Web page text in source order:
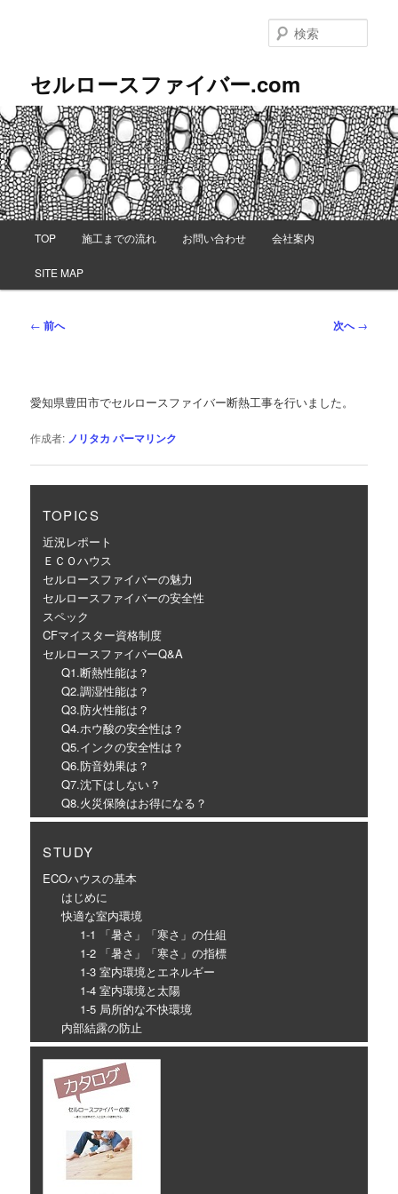
ン
ツ
へ
移
動
セルロースファイバー.com
索
TOP 施工までの流れ お問い合わせ 会社案内
SITE MAP
投
ゲ
シ
← 前へ 次へ→
愛知県豊田市でセルロースファイバー断熱工事を行いました。
作成者: ノリタカ パーマリンク
TOPICS
近況レポート
ＥＣＯハウス
セルロースファイバーの魅力
セルロースファイバーの安全性
スペック
CFマイスター資格制度
セルロースファイバーQ&A
Q1.断熱性能は？
Q2.調湿性能は？
Q3.防火性能は？
Q4.ホウ酸の安全性は？
Q5.インクの安全性は？
Q6.防音効果は？
Q7.沈下はしない？
Q8.火災保険はお得になる？
STUDY
ECOハウスの基本
はじめに
快適な室内環境
1-1 「暑さ」「寒さ」の仕組
1-2 「暑さ」「寒さ」の指標
1-3 室内環境とエネルギー
1-4 室内環境と太陽
1-5 局所的な不快環境
内部結露の防止